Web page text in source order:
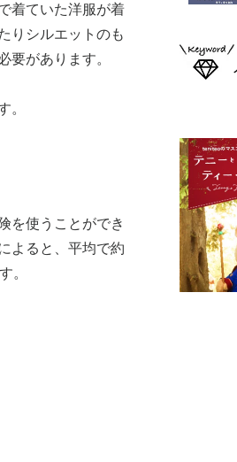
着ていた洋服が着
りシルエットのも
要があります。
。
を使うことができ
よると、平均で約
。